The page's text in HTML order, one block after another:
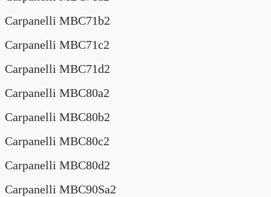
Carpanelli MBC71b2
Carpanelli MBC71c2
Carpanelli MBC71d2
Carpanelli MBC80a2
Carpanelli MBC80b2
Carpanelli MBC80c2
Carpanelli MBC80d2
Carpanelli MBC90Sa2